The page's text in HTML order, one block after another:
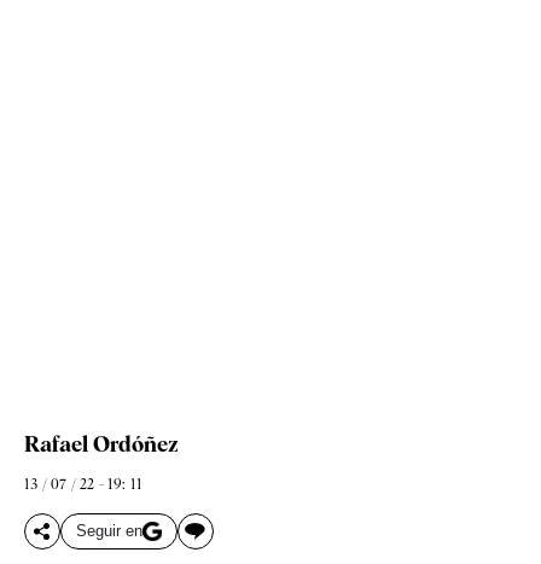
Rafael Ordóñez
13 / 07 / 22 - 19: 11
Seguir en